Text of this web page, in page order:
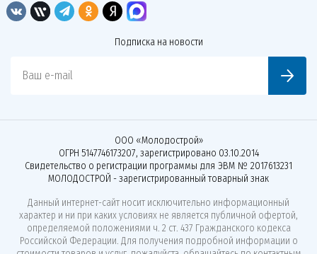
Подписка на новости
Ваш e-mail
ООО «Молодострой»
ОГРН 5147746173207, зарегистрировано 03.10.2014
Свидетельство о регистрации программы для ЭВМ № 2017613231
МОЛОДОСТРОЙ - зарегистрированный товарный знак
Данный интернет-сайт носит исключительно информационный
характер и ни при каких условиях не является публичной офертой,
определяемой положениями ч. 2 ст. 437 Гражданского кодекса
Российской Федерации. Для получения подробной информации о